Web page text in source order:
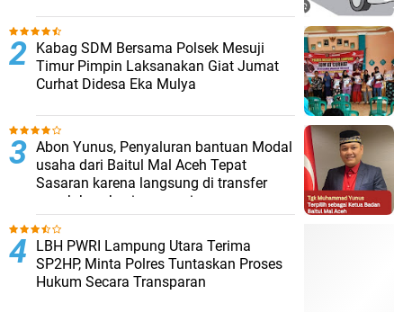
Kabag SDM Bersama Polsek Mesuji
Timur Pimpin Laksanakan Giat Jumat
Curhat Didesa Eka Mulya
Abon Yunus, Penyaluran bantuan Modal
usaha dari Baitul Mal Aceh Tepat
Sasaran karena langsung di transfer
penuh ke rekening penerima
LBH PWRI Lampung Utara Terima
SP2HP, Minta Polres Tuntaskan Proses
Hukum Secara Transparan